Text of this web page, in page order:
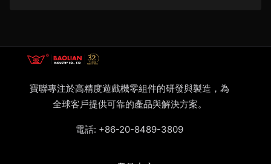
寶聯專注於高精度遊戲機零組件的研發與製造，為
全球客戶提供可靠的產品與解決方案。
電話: +86-20-8489-3809